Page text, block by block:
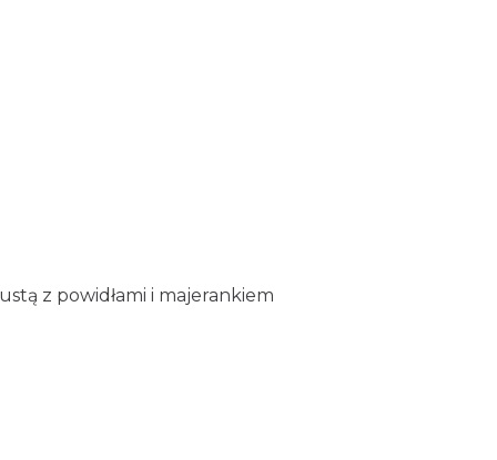
z powidłami i majerankiem